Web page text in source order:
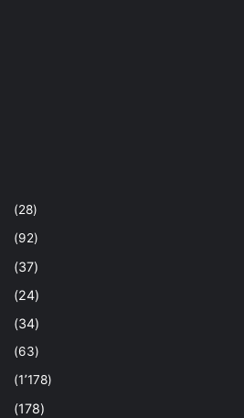
(28)
(92)
(37)
(24)
(34)
(63)
(1٬178)
(178)